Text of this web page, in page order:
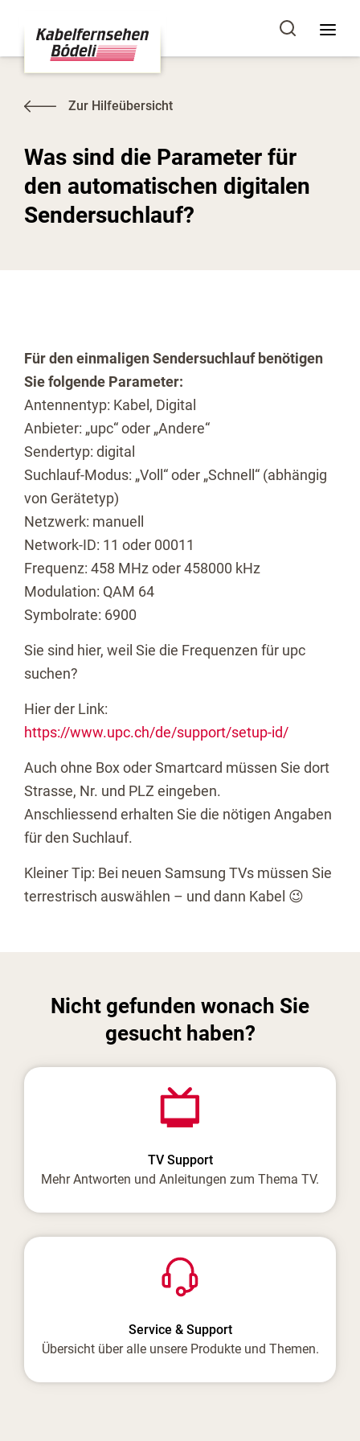
Zur Hilfeübersicht
Was sind die Parameter für
den automatischen digitalen
Sendersuchlauf?
Für den einmaligen Sendersuchlauf benötigen
Sie folgende Parameter:
Antennentyp: Kabel, Digital
Anbieter: „upc“ oder „Andere“
Sendertyp: digital
Suchlauf-Modus: „Voll“ oder „Schnell“ (abhängig
von Gerätetyp)
Netzwerk: manuell
Network-ID: 11 oder 00011
Frequenz: 458 MHz oder 458000 kHz
Modulation: QAM 64
Symbolrate: 6900
Sie sind hier, weil Sie die Frequenzen für upc
suchen?
Hier der Link:
https://www.upc.ch/de/support/setup-id/
Auch ohne Box oder Smartcard müssen Sie dort
Strasse, Nr. und PLZ eingeben.
Anschliessend erhalten Sie die nötigen Angaben
für den Suchlauf.
Kleiner Tip: Bei neuen Samsung TVs müssen Sie
terrestrisch auswählen – und dann Kabel 😉
Nicht gefunden wonach Sie
gesucht haben?
TV Support
Mehr Antworten und Anleitungen zum Thema TV.
Service & Support
Übersicht über alle unsere Produkte und Themen.